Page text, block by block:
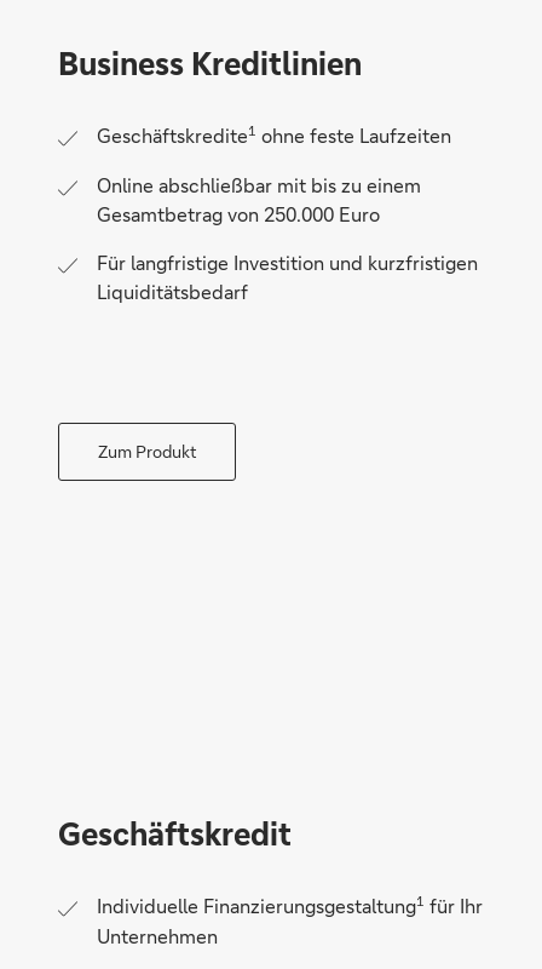
Business Kreditlinien
Geschäftskredite1 ohne feste Laufzeiten
Online abschließbar mit bis zu einem
Gesamtbetrag von 250.000 Euro
Für langfristige Investition und kurzfristigen
Liquiditätsbedarf
Zum Produkt
Geschäfts­kredit
Individuelle Finanzierungsgestaltung1 für Ihr
Unternehmen